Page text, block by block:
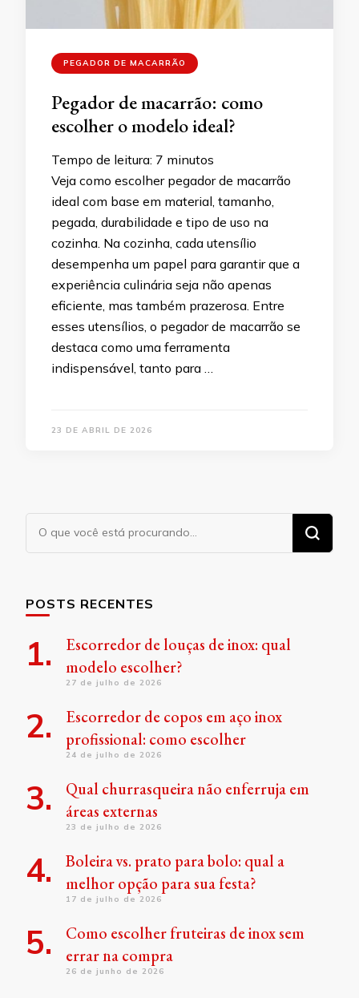
PEGADOR DE MACARRÃO
Pegador de macarrão: como
escolher o modelo ideal?
Tempo de leitura: 7 minutos
Veja como escolher pegador de macarrão
ideal com base em material, tamanho,
pegada, durabilidade e tipo de uso na
cozinha. Na cozinha, cada utensílio
desempenha um papel para garantir que a
experiência culinária seja não apenas
eficiente, mas também prazerosa. Entre
esses utensílios, o pegador de macarrão se
destaca como uma ferramenta
indispensável, tanto para …
23 DE ABRIL DE 2026
Procurando
algo?
POSTS RECENTES
Escorredor de louças de inox: qual
modelo escolher?
27 de julho de 2026
Escorredor de copos em aço inox
profissional: como escolher
24 de julho de 2026
Qual churrasqueira não enferruja em
áreas externas
23 de julho de 2026
Boleira vs. prato para bolo: qual a
melhor opção para sua festa?
17 de julho de 2026
Como escolher fruteiras de inox sem
errar na compra
26 de junho de 2026